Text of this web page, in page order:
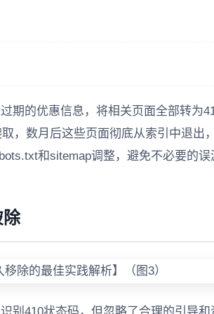
期的优惠信息，将相关页面全部转为
，数月后这些页面彻底从索引中退出
和sitemap调整，避免不必要的误
除